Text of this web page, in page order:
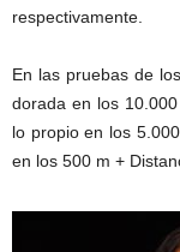
respectivamente.
En las pruebas de
dorada en los
lo propio en los
en los 500 m +